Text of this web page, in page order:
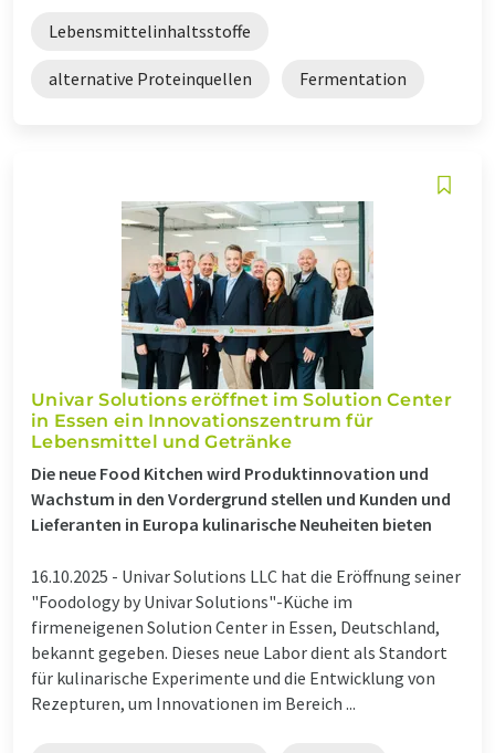
Lebensmittelinhaltsstoffe
alternative Proteinquellen Fermentation
Univar Solutions eröffnet im Solution Center
in Essen ein Innovationszentrum für
Lebensmittel und Getränke
Die neue Food Kitchen wird Produktinnovation und
Wachstum in den Vordergrund stellen und Kunden und
Lieferanten in Europa kulinarische Neuheiten bieten
16.10.2025 - Univar Solutions LLC hat die Eröffnung seiner
"Foodology by Univar Solutions"-Küche im
firmeneigenen Solution Center in Essen, Deutschland,
bekannt gegeben. Dieses neue Labor dient als Standort
für kulinarische Experimente und die Entwicklung von
Rezepturen, um Innovationen im Bereich ...